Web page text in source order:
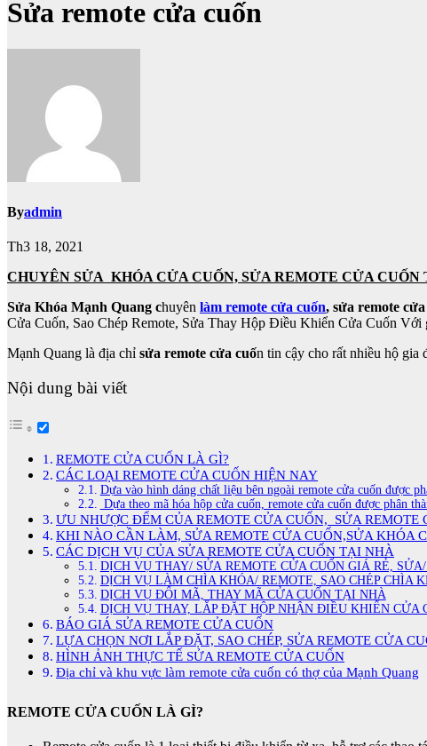
Sửa remote cửa cuốn
Byadmin
Th3 18, 2021
CHUYÊN SỬA KHÓA CỬA CUỐN, SỬA REMOTE CỬA
Sửa Khóa Mạnh Quang chuyên làm remote cửa cuốn, sửa remote
Cửa Cuốn, Sao Chép Remote, Sửa Thay Hộp Điều Khiển Cửa Cuốn
Mạnh Quang là địa chỉ sửa remote cửa cuốn tin cậy cho rất nhiều hộ
Nội dung bài viết
REMOTE CỬA CUỐN LÀ GÌ?
CÁC LOẠI REMOTE CỬA CUỐN HIỆN NAY
Dựa vào hình dáng chất liệu bên ngoài remote cửa cuốn được
Dựa theo mã hóa hộp cửa cuốn, remote cửa cuốn được phân
ƯU NHƯỢC ĐỂM CỦA REMOTE CỬA CUỐN, SỬA REMOTE
KHI NÀO CẦN LÀM, SỬA REMOTE CỬA CUỐN,SỬA KHÓA
CÁC DỊCH VỤ CỦA SỬA REMOTE CỬA CUỐN TẠI NHÀ
DỊCH VỤ THAY/ SỬA REMOTE CỬA CUỐN GIÁ RẺ,
DỊCH VỤ LÀM CHÌA KHÓA/ REMOTE, SAO CHÉP CHÌA
DỊCH VỤ ĐỔI MÃ, THAY MÃ CỬA CUỐN TẠI NHÀ
DỊCH VỤ THAY, LẮP ĐẶT HỘP NHẬN ĐIỀU KHIỂN CỬA
BÁO GIÁ SỬA REMOTE CỬA CUỐN
LỰA CHỌN NƠI LẮP ĐẶT, SAO CHÉP, SỬA REMOTE CỬA
HÌNH ẢNH THỰC TẾ SỬA REMOTE CỬA CUỐN
Địa chỉ và khu vực làm remote cửa cuốn có thợ của Mạnh Quang
REMOTE CỬA CUỐN LÀ GÌ?